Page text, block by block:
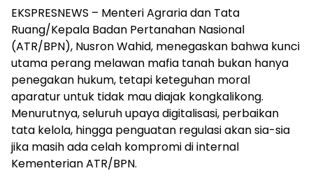
EKSPRESNEWS – Menteri Agraria dan Tata
Ruang/Kepala Badan Pertanahan Nasional
(ATR/BPN), Nusron Wahid, menegaskan bahwa kunci
utama perang melawan mafia tanah bukan hanya
penegakan hukum, tetapi keteguhan moral
aparatur untuk tidak mau diajak kongkalikong.
Menurutnya, seluruh upaya digitalisasi, perbaikan
tata kelola, hingga penguatan regulasi akan sia-sia
jika masih ada celah kompromi di internal
Kementerian ATR/BPN.